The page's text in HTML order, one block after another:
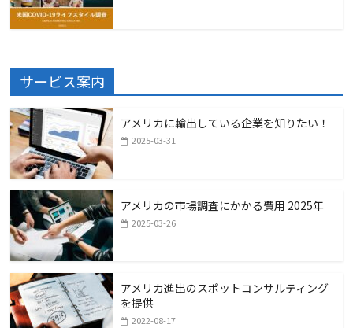
サービス案内
アメリカに輸出している企業を知りたい！
2025-03-31
アメリカの市場調査にかかる費用 2025年
2025-03-26
アメリカ進出のスポットコンサルティング
を提供
2022-08-17